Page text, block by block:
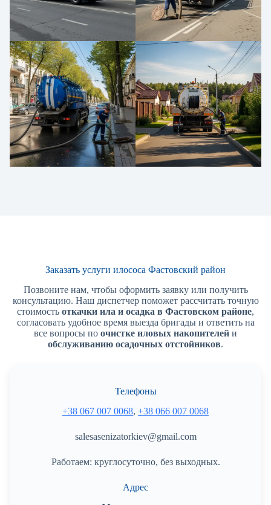
Заказать услуги илососа Фастовский район
Позвоните нам, чтобы оформить заявку или получить
консультацию. Наш диспетчер поможет рассчитать точную
стоимость откачки ила и осадка в Фастовском районе,
согласовать удобное время выезда бригады и ответить на
все вопросы по очистке иловых накопителей и
обслуживанию осадочных отстойников.
Телефоны
+38 067 007 0068, +38 066 007 0068
salesasenizatorkiev@gmail.com
Работаем: круглосуточно, без выходных.
Адрес